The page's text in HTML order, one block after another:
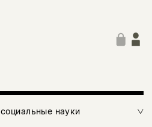
социальные науки